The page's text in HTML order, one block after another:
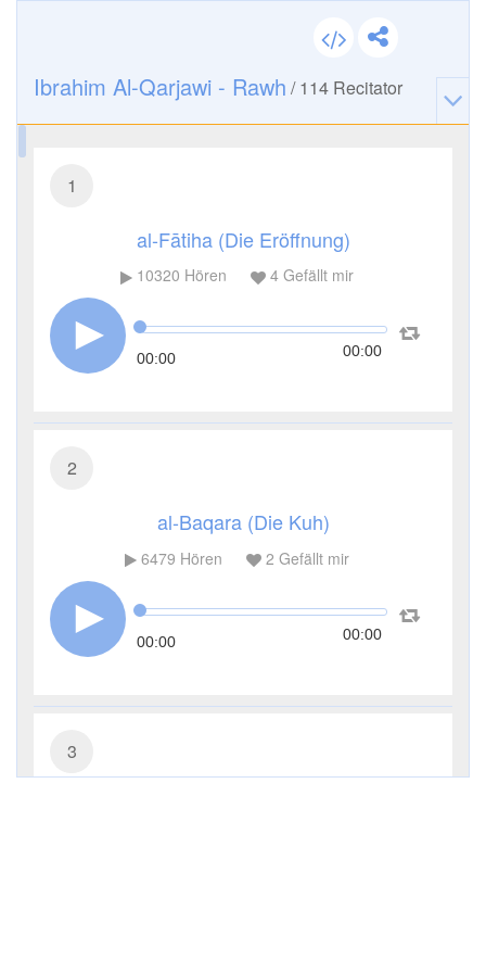
Ibrahim Al-Qarjawi - Rawh /114 Recitator
1
al-Fātiha (Die Eröffnung)
10320 Hören 4Gefällt mir
00:00 00:00
2
al-Baqara (Die Kuh)
6479 Hören 2 Gefällt mir
00:00 00:00
3